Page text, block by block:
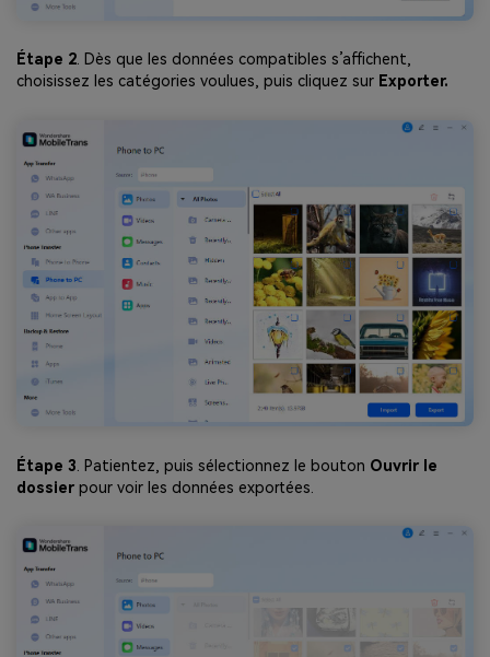
Étape 2. Dès que les données compatibles s’affichent,
choisissez les catégories voulues, puis cliquez sur Exporter.
Étape 3 . Patientez, puis sélectionnez le bouton Ouvrir le
dossier pour voir les données exportées.